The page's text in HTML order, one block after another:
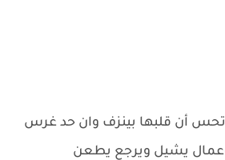
أن قلبها بينزف وان حد غرس
وعمال يشيل ويرجع يطعن